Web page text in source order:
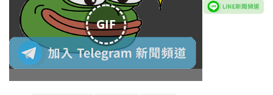
Tags: CryptoQuant 持幣成本 比特幣